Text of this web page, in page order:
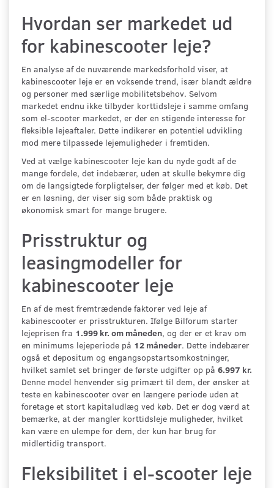
Hvordan ser markedet ud
for kabinescooter leje?
En analyse af de nuværende markedsforhold viser, at
kabinescooter leje er en voksende trend, især blandt ældre
og personer med særlige mobilitetsbehov. Selvom
markedet endnu ikke tilbyder korttidsleje i samme omfang
som el-scooter markedet, er der en stigende interesse for
fleksible lejeaftaler. Dette indikerer en potentiel udvikling
mod mere tilpassede lejemuligheder i fremtiden.
Ved at vælge kabinescooter leje kan du nyde godt af de
mange fordele, det indebærer, uden at skulle bekymre dig
om de langsigtede forpligtelser, der følger med et køb. Det
er en løsning, der viser sig som både praktisk og
økonomisk smart for mange brugere.
Prisstruktur og
leasingmodeller for
kabinescooter leje
En af de mest fremtrædende faktorer ved leje af
kabinescooter er prisstrukturen. Ifølge Bilforum starter
lejeprisen fra 1.999 kr. om måneden, og der er et krav om
en minimums lejeperiode på 12 måneder. Dette indebærer
også et depositum og engangsopstartsomkostninger,
hvilket samlet set bringer de første udgifter op på 6.997 kr.
Denne model henvender sig primært til dem, der ønsker at
teste en kabinescooter over en længere periode uden at
foretage et stort kapitaludlæg ved køb. Det er dog værd at
bemærke, at der mangler korttidsleje muligheder, hvilket
kan være en ulempe for dem, der kun har brug for
midlertidig transport.
Fleksibilitet i el-scooter leje